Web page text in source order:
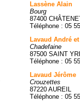
Lassène Alain
Bourg
87400
Téléphone : 05
Lavaud André
Chadefaine
87500 SAINT
Téléphone : 05
Lavaud Jérôme
Crouzettes
87220 AUREIL
Téléphone : 05